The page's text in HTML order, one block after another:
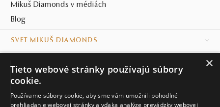
Mikuš Diamonds v médiách
Blog
SVET MIKUŠ DIAMONDS
KONTAKT
Naše klenotníctva
×
Tieto webové stránky používajú súbory
cookie.
Používame súbory cookie, aby sme vám umožnili pohodlné
prehliadanie webovej stránky a vďaka analýze prevádzky webovej